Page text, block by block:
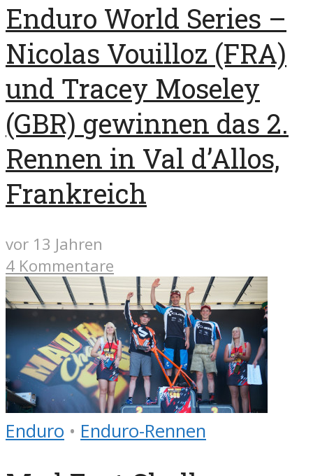
Enduro World Series –
Nicolas Vouilloz (FRA)
und Tracey Moseley
(GBR) gewinnen das 2.
Rennen in Val d’Allos,
Frankreich
vor 13 Jahren
4 Kommentare
Enduro • Enduro-Rennen